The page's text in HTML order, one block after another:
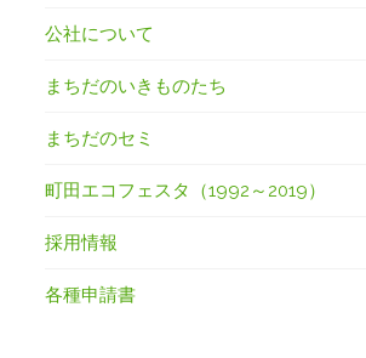
公社について
まちだのいきものたち
まちだのセミ
町田エコフェスタ（1992～2019）
採用情報
各種申請書